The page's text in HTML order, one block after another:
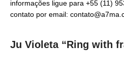
informações ligue para +55 (11)
contato por email:
Ju Violeta “Ring with